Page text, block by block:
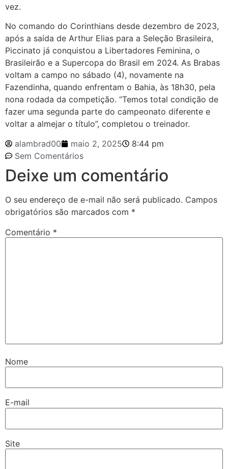
vez.
No comando do Corinthians desde dezembro de 2023,
após a saída de Arthur Elias para a Seleção Brasileira,
Piccinato já conquistou a Libertadores Feminina, o
Brasileirão e a Supercopa do Brasil em 2024. As Brabas
voltam a campo no sábado (4), novamente na
Fazendinha, quando enfrentam o Bahia, às 18h30, pela
nona rodada da competição. “Temos total condição de
fazer uma segunda parte do campeonato diferente e
voltar a almejar o título”, completou o treinador.
alambrad00
maio 2, 2025
8:44 pm
Sem Comentários
Deixe um comentário
O seu endereço de e-mail não será publicado. Campos
obrigatórios são marcados com *
Comentário *
Nome
E-mail
Site